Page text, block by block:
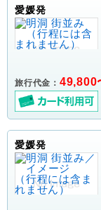
愛媛発
旅行代金： 49,800
愛媛発